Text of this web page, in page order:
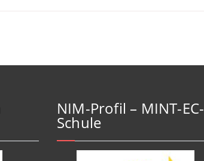
NIM-Profil – MINT-EC-
Schule